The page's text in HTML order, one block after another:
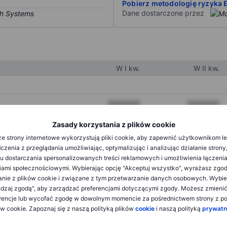
Zasady korzystania z plików cookie
strony internetowe wykorzystują pliki cookie, aby zapewnić użytkownikom
z przeglądania umożliwiając, optymalizując i analizując działanie
dostarczania spersonalizowanych treści reklamowych i umożliwienia
społecznościowymi. Wybierając opcję "Akceptuj wszystko", wyrażasz
z plików cookie i związane z tym przetwarzanie danych osobowych.
zgodą", aby zarządzać preferencjami dotyczącymi zgody. Możesz
lub wycofać zgodę w dowolnym momencie za pośrednictwem strony z
cookie. Zapoznaj się z naszą polityką plików cookie i naszą polityką
Pobierz metodologię ryzyka
Dane dostarczone przez
W I kw. W II kw.
XXXXXXX XXXXXXX
XXXXXXX
XXXXXXX XXXXXXX
XXXXXXX XXXXXXX
XXXXXXX